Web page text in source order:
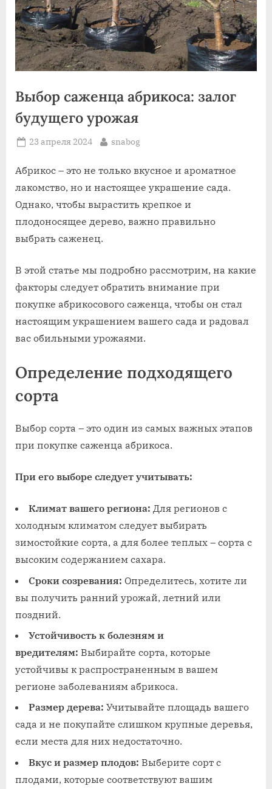
Выбор саженца абрикоса: залог
будущего урожая
Posted
23 апреля 2024 By
snabog
Абрикос – это не только вкусное и ароматное
лакомство, но и настоящее украшение сада.
Однако, чтобы вырастить крепкое и
плодоносящее дерево, важно правильно
выбрать саженец.
В этой статье мы подробно рассмотрим, на какие
факторы следует обратить внимание при
покупке абрикосового саженца, чтобы он стал
настоящим украшением вашего сада и радовал
вас обильными урожаями.
Определение подходящего
сорта
Выбор сорта – это один из самых важных этапов
при покупке саженца абрикоса.
При его выборе следует учитывать:
Климат вашего региона: Для регионов с
холодным климатом следует выбирать
зимостойкие сорта, а для более теплых – сорта с
высоким содержанием сахара.
Сроки созревания: Определитесь, хотите ли
вы получить ранний урожай, летний или
поздний.
Устойчивость к болезням и
вредителям: Выбирайте сорта, которые
устойчивы к распространенным в вашем
регионе заболеваниям абрикоса.
Размер дерева: Учитывайте площадь вашего
сада и не покупайте слишком крупные деревья,
если места для них недостаточно.
Вкус и размер плодов: Выберите сорт с
плодами, которые соответствуют вашим